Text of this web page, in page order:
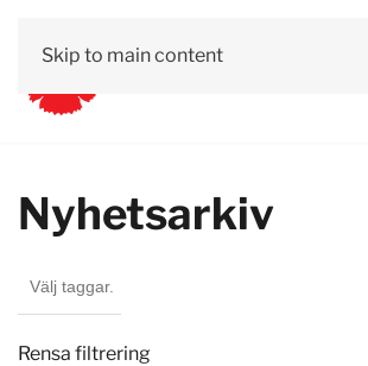
Skip to main content
Nyhetsarkiv
Rensa filtrering